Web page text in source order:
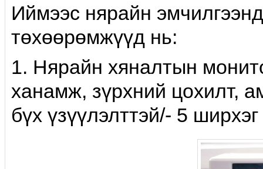
Иймээс нярайн
төхөөрөмжүүд нь:
1. Нярайн хяналтын
ханамж, зүрхний цохилт,
бүх үзүүлэлттэй/- 5 ширхэг